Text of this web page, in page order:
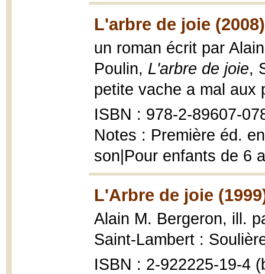
L'arbre de joie (2008)
un roman écrit par
Poulin, L'arbre de joie,
petite vache a mal aux
ISBN : 978-2-89607-
Notes : Première éd.
son|Pour enfants de 6
L'Arbre de joie
Alain M. Bergeron, ill.
Saint-Lambert :
ISBN : 2-922225-19-4